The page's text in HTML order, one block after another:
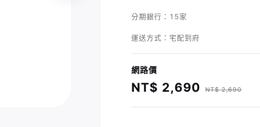
分期銀行： 15家
運送方式：宅配到府
網路價
NT$ 2,690 NT$ 2,690